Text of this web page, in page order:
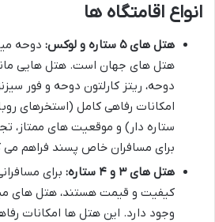
انواع اقامتگاه ها
هتل های ۵ ستاره و لوکس:
دوحه
هتل های جهان است. هتل هایی
دوحه، ریتز کارلتون دوحه و فور
امکانات رفاهی کامل (استخرهای
ستاره دار) و موقعیت های ممتاز،
برای مسافران خاص پسند فراهم می
هتل های ۳ و ۴ ستاره:
برای
کیفیت و قیمت هستند، هتل های
وجود دارد. این هتل ها امکانات